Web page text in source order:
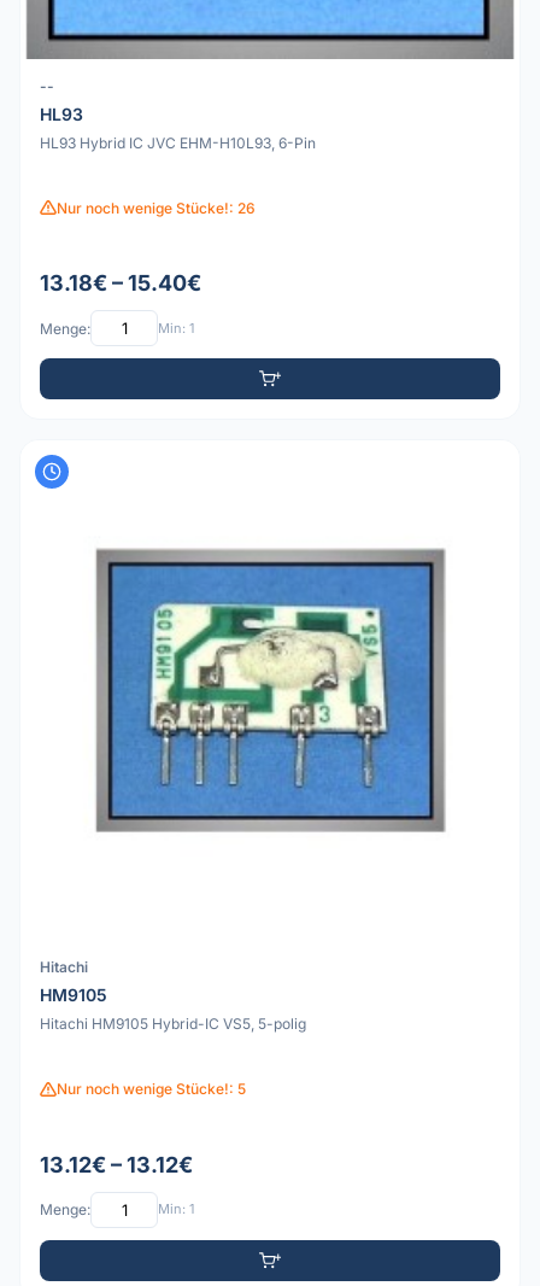
--
HL93
HL93 Hybrid IC JVC EHM-H10L93, 6-Pin
Nur noch wenige Stücke!: 26
13.18€ – 15.40€
Menge: Min: 1
Hitachi
HM9105
Hitachi HM9105 Hybrid-IC VS5, 5-polig
Nur noch wenige Stücke!: 5
13.12€ – 13.12€
Menge: Min: 1